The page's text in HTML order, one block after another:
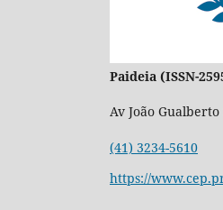
Paideia (ISSN-
Av João
(41) 3234-5610
https://